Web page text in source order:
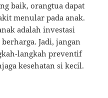
baik, orangtua dapat
menular pada anak.
adalah investasi
Jadi, jangan
langkah preventif
kesehatan si kecil.